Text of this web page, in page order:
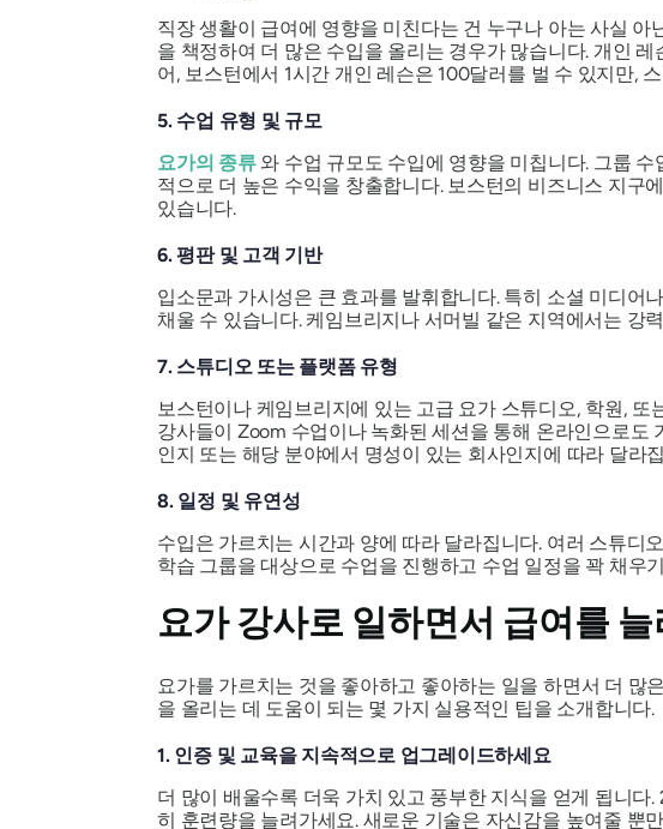
직장 생활이 급여에 영향을 미친다는 건 누구나 아는 사실
을 책정하여 더 많은 수입을 올리는 경우가 많습니다. 개인
어, 보스턴에서 1시간 개인 레슨은 100달러를 벌 수 있지만,
5. 수업 유형 및 규모
요가의 종류와 수업 규모도 수입에 영향을 미칩니다. 그룹
적으로 더 높은 수익을 창출합니다. 보스턴의 비즈니스 지구
있습니다.
6. 평판 및 고객 기반
입소문과 가시성은 큰 효과를 발휘합니다. 특히 소셜 미디어
채울 수 있습니다. 케임브리지나 서머빌 같은 지역에서는 강
7. 스튜디오 또는 플랫폼 유형
보스턴이나 케임브리지에 있는 고급 요가 스튜디오, 학원,
강사들이 Zoom 수업이나 녹화된 세션을 통해 온라인으로도
인지 또는 해당 분야에서 명성이 있는 회사인지에 따라 달라
8. 일정 및 유연성
수입은 가르치는 시간과 양에 따라 달라집니다. 여러 스튜디
학습 그룹을 대상으로 수업을 진행하고 수업 일정을 꽉 채우
요가 강사로 일하면서 급여를
요가를 가르치는 것을 좋아하고 좋아하는 일을 하면서 더 많
을 올리는 데 도움이 되는 몇 가지 실용적인 팁을 소개합니다.
1. 인증 및 교육을 지속적으로 업그레이드하세요
더 많이 배울수록 더욱 가치 있고 풍부한 지식을 얻게 됩니
히 훈련량을 늘려가세요. 새로운 기술은 자신감을 높여줄 뿐